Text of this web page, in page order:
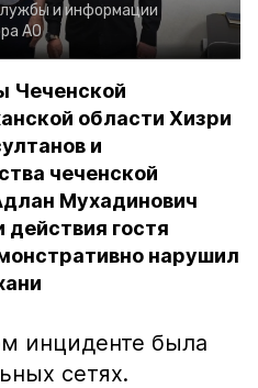
и информации
АО
Чеченской
области Хизри
и
чеченской
Мухадинович
действия гостя
нарушил
инциденте была
сетях.